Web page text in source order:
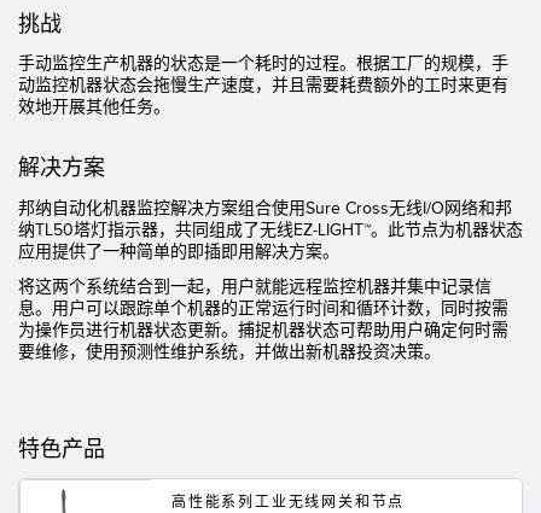
光纤
色标、颜色和荧光传感器
拾取指示灯传感器
温度传感器
检测阵列和宽光束传感器
振动传感器
预测性维护与状态监控
相关链接
冲洗
IO-Link
挑战
手动监控生产机器的状态是一个耗时的过程。根据工厂的规模，手
动监控机器状态会拖慢生产速度，并且需要耗费额外的工时来更有
效地开展其他任务。
解决方案
邦纳自动化机器监控解决方案组合使用Sure Cross无线I/O网络和邦
纳TL50塔灯指示器，共同组成了无线EZ-LIGHT™。此节点为机器状态
应用提供了一种简单的即插即用解决方案。
将这两个系统结合到一起，用户就能远程监控机器并集中记录信
息。用户可以跟踪单个机器的正常运行时间和循环计数，同时按需
为操作员进行机器状态更新。捕捉机器状态可帮助用户确定何时需
要维修，使用预测性维护系统，并做出新机器投资决策。
特色产品
高性能系列工业无线网关和节点